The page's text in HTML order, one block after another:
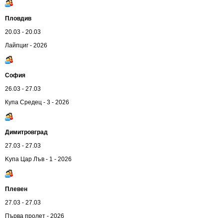
Пловдив
20.03 - 20.03
Лайпциг - 2026
София
26.03 - 27.03
Купа Средец - 3 - 2026
Димитровград
27.03 - 27.03
Kупа Цар Лъв - 1 - 2026
Плевен
27.03 - 27.03
Първа пролет - 2026